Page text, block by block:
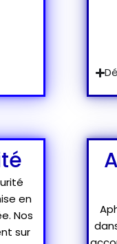
en
Nos
sur